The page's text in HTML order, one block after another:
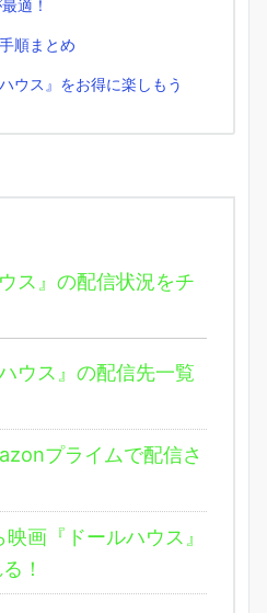
適！
順まとめ
ウス』をお得に楽しもう
ス』の配信状況をチ
ウス』の配信先一覧
プライムで配信さ
画『ドールハウス』
！